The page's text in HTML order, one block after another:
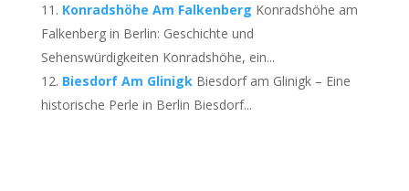
Konradshöhe Am Falkenberg Konradshöhe am
Falkenberg in Berlin: Geschichte und
Sehenswürdigkeiten Konradshöhe, ein...
Biesdorf Am Glinigk Biesdorf am Glinigk – Eine
historische Perle in Berlin Biesdorf...